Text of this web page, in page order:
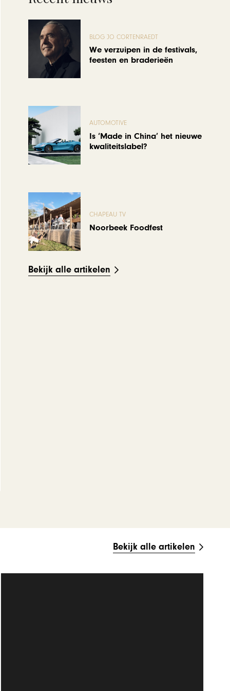
BLOG JO CORTENRAEDT
We verzuipen in de festivals,
feesten en braderieën
AUTOMOTIVE
Is ‘Made in China’ het nieuwe
kwaliteitslabel?
CHAPEAU TV
Noorbeek Foodfest
Bekijk alle artikelen
Bekijk alle artikelen